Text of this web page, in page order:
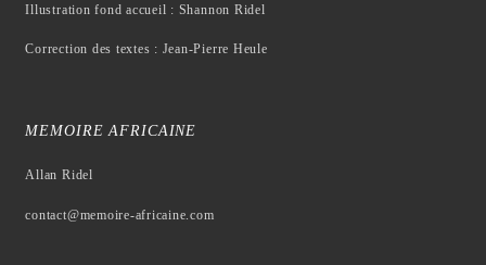
Illustration fond accueil : Shannon Ridel
Correction des textes : Jean-Pierre Heule
MEMOIRE AFRICAINE
Allan Ridel
contact@memoire-africaine.com